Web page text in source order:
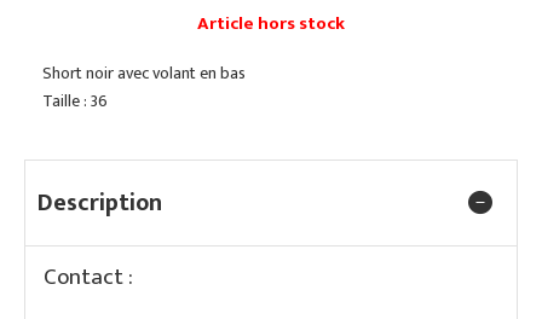
Article hors stock
Short noir avec volant en bas
Taille : 36
Description
Contact :